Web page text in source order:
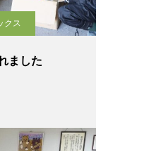
クス
ました